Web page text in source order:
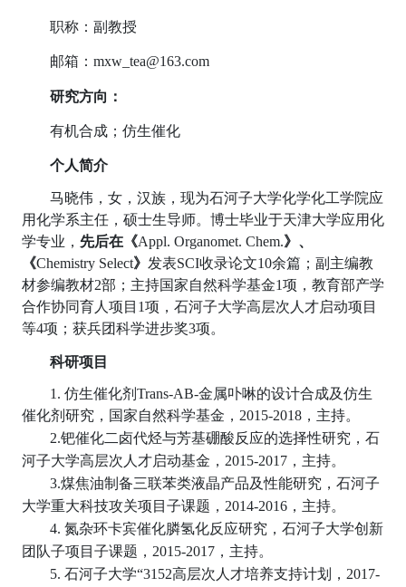
职称： 副教授
邮箱： mxw_tea@163.com
研究方向 ：
有机合成；仿生催化
个人简介
马晓伟 ， 女，汉族，现为石河子大学化学化工学院应
用化学系主任，硕士生导师。博士毕业于天津大学应用化
学专业， 先后在《Appl. Organomet. Chem.》、
《Chemistry Select》 发表SCI收录论文10余篇 ；副主编教
材参编教材2部；主持国家自然科学基金1项， 教育部产学
合作协同育人项目 1项，石河子大学高层次人才启动项目
等4项；获兵团科学进步奖3项。
科研项目
1. 仿生催化剂 Trans-AB-金属卟啉的设计合成及仿生
催化剂研究 ，国家自然科学基金， 2015-2018 ，主持。
2.钯催化二卤代烃与芳基硼酸反应的选择性研究 ， 石
河子大学高层次人才启动基金， 2015-2017 ，主持。
3.煤焦油制备三联苯类液晶产品及性能研究 ， 石河子
大学重大科技攻关项目子课题 ， 2014-2016 ， 主持。
4. 氮杂环卡宾催化膦氢化反应研究，石河子大学创新
团队子项目子课题， 2015-2017 ，主持。
5. 石河子大学“3152高层次 人才培养支持计划 ， 2017-